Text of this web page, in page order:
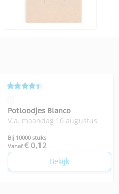
Potloodjes Blanco
V.a. maandag 10 augustus
Bij 10000 stuks
Vanaf € 0,12
Bekijk